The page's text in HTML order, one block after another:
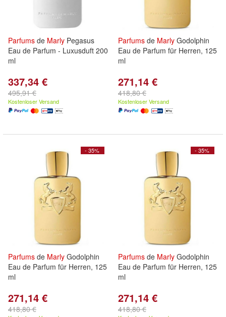
Parfums de Marly Pegasus
Eau de Parfum - Luxusduft 200
ml
337,34 €
495,91 €
Kostenloser Versand
Parfums de Marly Godolphin
Eau de Parfum für Herren, 125
ml
271,14 €
418,80 €
Kostenloser Versand
- 35%
Parfums de Marly Godolphin
Eau de Parfum für Herren, 125
ml
271,14 €
418,80 €
- 35%
Parfums de Marly Godolphin
Eau de Parfum für Herren, 125
ml
271,14 €
418,80 €